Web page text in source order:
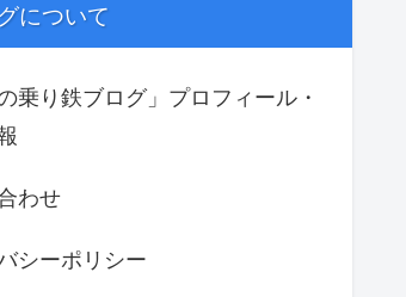
について
乗り鉄ブログ」プロフィール・
わせ
シーポリシー